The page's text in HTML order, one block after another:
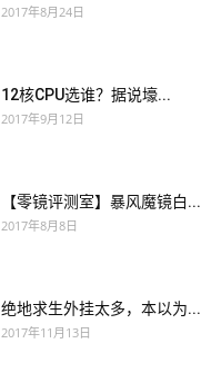
2017年8月24日
12核CPU选谁？据说壕...
2017年9月12日
【零镜评测室】暴风魔镜白...
2017年8月8日
绝地求生外挂太多，本以为...
2017年11月13日